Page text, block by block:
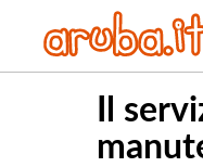
Il